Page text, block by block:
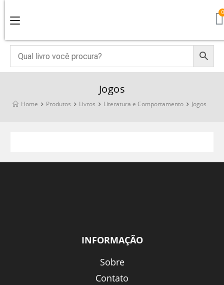
Jogos
Home Produtos Livros Literatura e Comportamento Jogos
INFORMAÇÃO
Sobre
Contato